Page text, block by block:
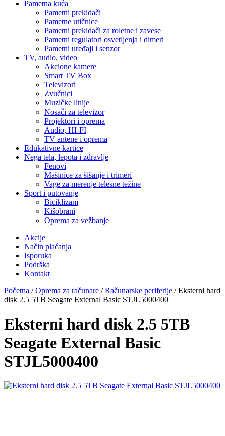
Pametna kuća
Pametni prekidači
Pametne utičnice
Pametni prekidači za roletne i zavese
Pametni regulatori osvetljenja i dimeri
Pametni uređaji i senzor
TV, audio, video
Akcione kamere
Smart TV Box
Televizori
Zvučnici
Muzičke linije
Nosači za televizor
Projektori i oprema
Audio, HI-FI
TV antene i oprema
Edukativne kartice
Nega tela, lepota i zdravlje
Fenovi
Mašinice za šišanje i trimeri
Vage za merenje telesne težine
Sport i putovanje
Biciklizam
Kišobrani
Oprema za vežbanje
Akcije
Način plaćanja
Isporuka
Podrška
Kontakt
Početna /Oprema za računare /Računarske periferije / Eksterni hard
disk 2.5 5TB Seagate External Basic STJL5000400
Eksterni hard disk 2.5 5TB
Seagate External Basic
STJL5000400